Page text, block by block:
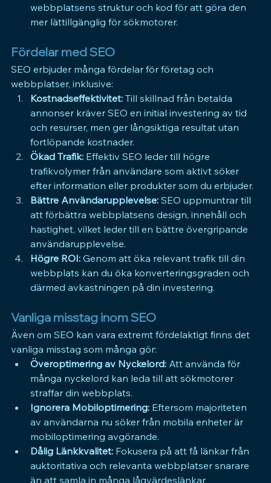
webbplatsens struktur och kod för att göra den
mer lättillgänglig för sökmotorer.
Fördelar med SEO
SEO erbjuder många fördelar för företag och
webbplatser, inklusive:
Kostnadseffektivitet: Till skillnad från betalda
annonser kräver SEO en initial investering av tid
och resurser, men ger långsiktiga resultat utan
fortlöpande kostnader.
Ökad Trafik: Effektiv SEO leder till högre
trafikvolymer från användare som aktivt söker
efter information eller produkter som du erbjuder.
Bättre Användarupplevelse: SEO uppmuntrar till
att förbättra webbplatsens design, innehåll och
hastighet, vilket leder till en bättre övergripande
användarupplevelse.
Högre ROI: Genom att öka relevant trafik till din
webbplats kan du öka konverteringsgraden och
därmed avkastningen på din investering.
Vanliga misstag inom SEO
Även om SEO kan vara extremt fördelaktigt finns det
vanliga misstag som många gör:
Överoptimering av Nyckelord: Att använda för
många nyckelord kan leda till att sökmotorer
straffar din webbplats.
Ignorera Mobiloptimering: Eftersom majoriteten
av användarna nu söker från mobila enheter är
mobiloptimering avgörande.
Dålig Länkkvalitet: Fokusera på att få länkar från
auktoritativa och relevanta webbplatser snarare
än att samla in många lågvärdeslänkar.